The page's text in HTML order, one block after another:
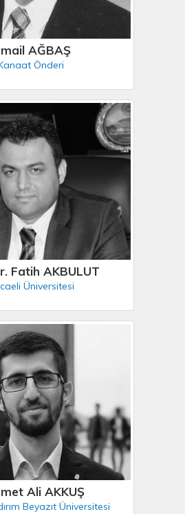
AĞBAŞ
Önderi
Fatih AKBULUT
Üniversitesi
Ali AKKUŞ
Beyazıt Üniversitesi